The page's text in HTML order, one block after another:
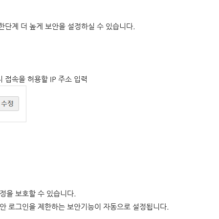
계 더 높게 보안을 설정하실 수 있습니다.
속을 허용할 IP 주소 입력
을 보호할 수 있습니다.
로그인을 제한하는 보안기능이 자동으로 설정됩니다.